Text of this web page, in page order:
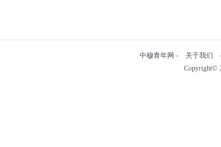
中穆青年网 - 关于我们
Copyright©